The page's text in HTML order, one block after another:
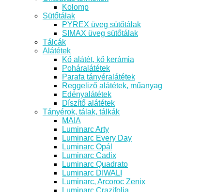
Kolomp
Sütőtálak
PYREX üveg sütőtálak
SIMAX üveg sütőtálak
Tálcák
Alátétek
Kő alátét, kő kerámia
Poháralátétek
Parafa tányéralátétek
Reggeliző alátétek, műanyag
Edényalátétek
Díszítő alátétek
Tányérok, tálak, tálkák
MAIA
Luminarc Arty
Luminarc Every Day
Luminarc Opál
Luminarc Cadix
Luminarc Quadrato
Luminarc DIWALI
Luminarc, Arcoroc Zenix
Luminarc Crazifolia